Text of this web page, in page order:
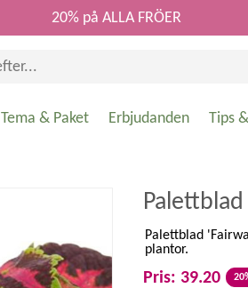
20% på ALLA FRÖER
Tema & Paket Erbjudanden Tips
Palettblad
Palettblad
plantor.
Pris: 39.20